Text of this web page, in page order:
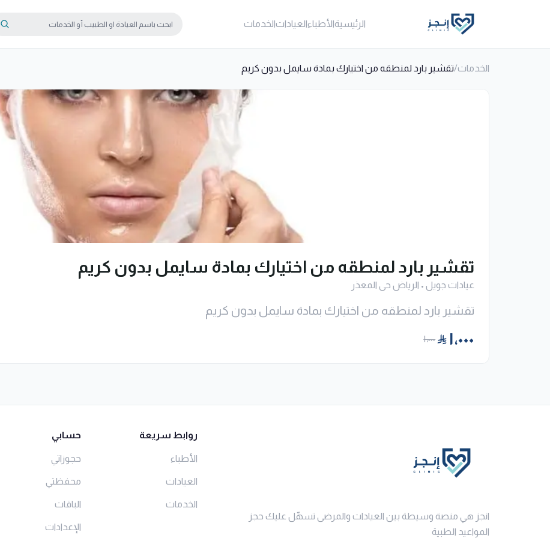
الرئيسيةالأطباءالعياداتالخدمات
الخدمات/تقشير بارد لمنطقه من اختيارك بمادة سايمل بدون كريم
تقشير بارد لمنطقه من اختيارك بمادة سايمل بدون كريم
عيادات جويل• الرياض حى المعذر
تقشير بارد لمنطقه من اختيارك بمادة سايمل بدون كريم
١٬٠٠٠ ١٬٠٠٠
انجز هي منصة وسيطة بين العيادات والمرضى تسهّل عليك حجز
المواعيد الطبية
روابط سريعة
الأطباء
العيادات
الخدمات
حسابي
حجوزاتي
محفظتي
الباقات
الإعدادات